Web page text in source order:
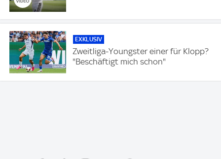
EXKLUSIV
Zweitliga-Youngster einer für Klopp?
"Beschäftigt mich schon"